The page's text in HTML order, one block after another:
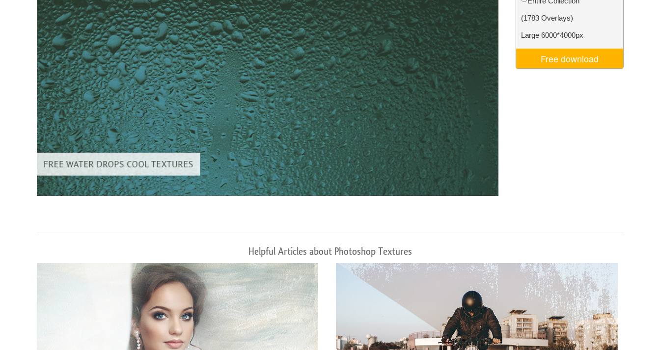
Productfoto's bewerken Sieraden Fotobewerking AI-trainingsgegevens
(1783 Overlays)
Large 6000*4000px
Free download
Helpful Articles about Photoshop Textures